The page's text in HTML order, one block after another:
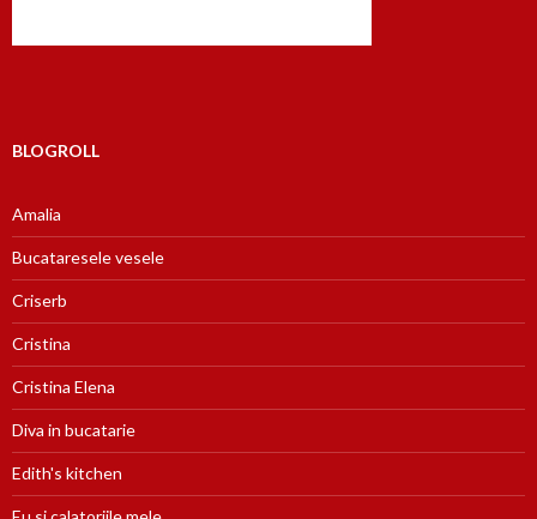
BLOGROLL
Amalia
Bucataresele vesele
Criserb
Cristina
Cristina Elena
Diva in bucatarie
Edith's kitchen